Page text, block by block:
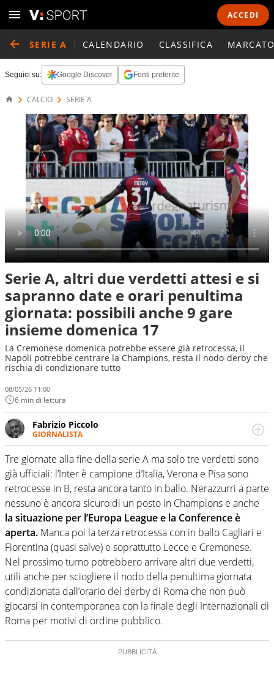
ACCEDI
SERIE A CALENDARIO CLASSIFICA
Seguici su: Google Discover Fonti preferite
CALCIO SERIE A
Serie A, altri due verdetti attesi e si
sapranno date e orari penultima
giornata: possibili anche 9 gare
insieme domenica 17
La Cremonese domenica potrebbe essere già retrocessa, il
Napoli potrebbe centrare la Champions, resta il nodo-derby che
rischia di condizionare tutto
08/05/26 11:00
6 min di lettura
Fabrizio Piccolo
GIORNALISTA
Nella sua carriera ha seguito numerose manifestazioni
sportive e collaborato con agenzie e testate. Esperienza,
competenza, conoscenza e memoria storica. Si occupa
prevalentemente di calcio
Tre giornate alla fine della serie A ma solo tre verdetti sono
già ufficiali: l’Inter è campione d’Italia, Verona e Pisa sono
retrocesse in B, resta ancora tanto in ballo. Nerazzurri a parte
nessuno è ancora sicuro di un posto in Champions e anche
la situazione per l’Europa League e la Conference è
aperta. Manca poi la terza retrocessa con in ballo Cagliari e
Fiorentina (quasi salve) e soprattutto Lecce e Cremonese.
Nel prossimo turno potrebbero arrivare altri due verdetti,
utili anche per sciogliere il nodo della penultima giornata
condizionata dall’orario del derby di Roma che non può
giocarsi in contemporanea con la finale degli Internazionali di
Roma per motivi di ordine pubblico.